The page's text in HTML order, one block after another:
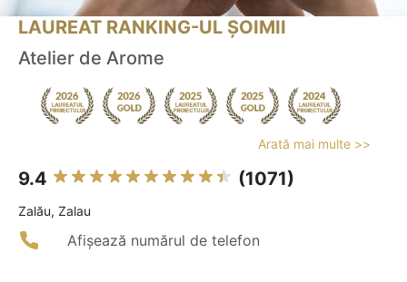
LAUREAT RANKING-UL ȘOIMII
Atelier de Arome
Arată mai multe >>
9.4 (1071)
Zalău, Zalau
Afișează numărul de telefon